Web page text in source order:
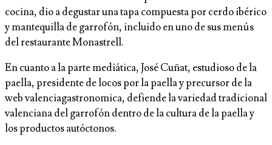
cocina, dio a degustar una tapa compuesta por cerdo ibérico
y mantequilla de garrofón, incluido en uno de sus menús
del restaurante Monastrell.
En cuanto a la parte mediática, José Cuñat, estudioso de la
paella, presidente de locos por la paella y precursor de la
web valenciagastronomica, defiende la variedad tradicional
valenciana del garrofón dentro de la cultura de la paella y
los productos autóctonos.